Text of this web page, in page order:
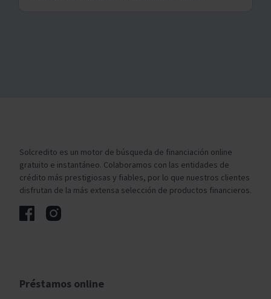
Solcredito es un motor de búsqueda de financiación online
gratuito e instantáneo. Colaboramos con las entidades de
crédito más prestigiosas y fiables, por lo que nuestros clientes
disfrutan de la más extensa selección de productos financieros.
Préstamos online